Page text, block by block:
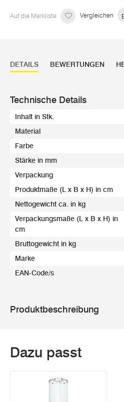
Auf die Merkliste Vergleichen
DETAILS BEWERTUNGEN
Technische Details
Inhalt in Stk.
Material
Farbe
Stärke in mm
Verpackung
Produktmaße (L x B x H) in cm
Nettogewicht ca. in kg
Verpackungsmaße (L x B x H) in
cm
Bruttogewicht in kg
Marke
EAN-Code/s
Produktbeschreibung
Dazu passt